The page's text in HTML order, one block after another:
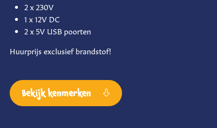
2 x 230V
1 x 12V DC
2 x 5V USB poorten
Huurprijs exclusief brandstof!
Bekijk kenmerken